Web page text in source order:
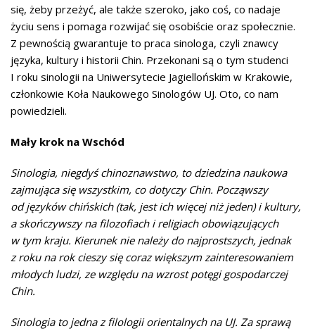
się, żeby przeżyć, ale także szeroko, jako coś, co nadaje
życiu sens i pomaga rozwijać się osobiście oraz społecznie.
Z pewnością gwarantuje to praca sinologa, czyli znawcy
języka, kultury i historii Chin. Przekonani są o tym studenci
I roku sinologii na Uniwersytecie Jagiellońskim w Krakowie,
członkowie Koła Naukowego Sinologów UJ. Oto, co nam
powiedzieli.
Mały krok na Wschód
Sinologia, niegdyś chinoznawstwo, to dziedzina naukowa
zajmująca się wszystkim, co dotyczy Chin. Począwszy
od języków chińskich (tak, jest ich więcej niż jeden) i kultury,
a skończywszy na filozofiach i religiach obowiązujących
w tym kraju. Kierunek nie należy do najprostszych, jednak
z roku na rok cieszy się coraz większym zainteresowaniem
młodych ludzi, ze względu na wzrost potęgi gospodarczej
Chin.
Sinologia to jedna z filologii orientalnych na UJ. Za sprawą